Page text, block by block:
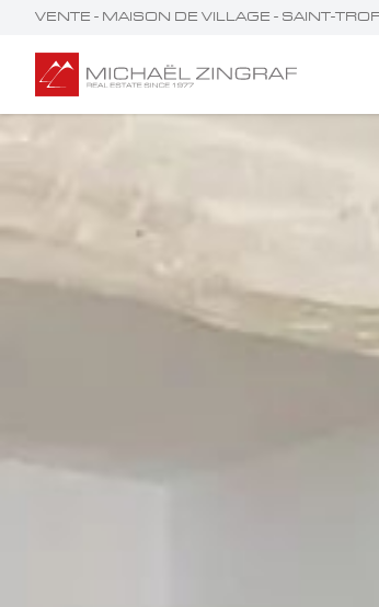
VENTE - MAISON DE VILLAGE - SAINT-